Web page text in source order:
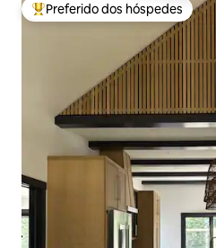
Entre os melhores preferidos
Preferido dos hóspedes